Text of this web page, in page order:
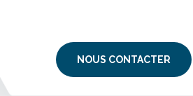
NOUS CONTACTER